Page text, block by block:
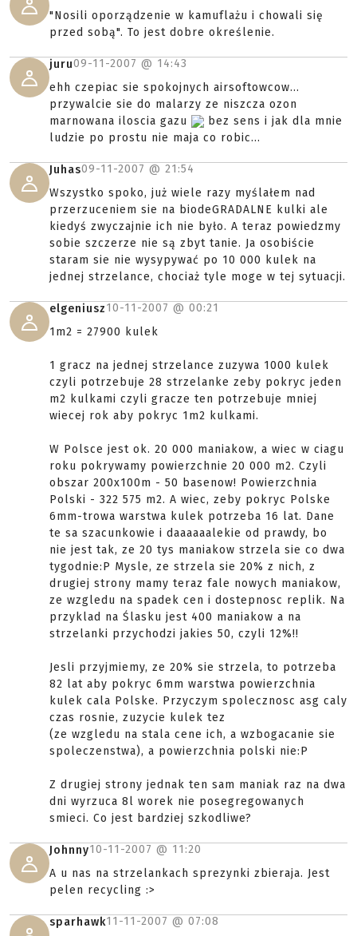
"Nosili oporządzenie w kamuflażu i chowali się
przed sobą". To jest dobre określenie.
juru09-11-2007 @ 14:43
ehh czepiac sie spokojnych airsoftowcow...
przywalcie sie do malarzy ze niszcza ozon
marnowana iloscia gazu
bez sens i jak dla mnie
ludzie po prostu nie maja co robic...
Juhas09-11-2007 @ 21:54
Wszystko spoko, już wiele razy myślałem nad
przerzuceniem sie na biodeGRADALNE kulki ale
kiedyś zwyczajnie ich nie było. A teraz powiedzmy
sobie szczerze nie są zbyt tanie. Ja osobiście
staram sie nie wysypywać po 10 000 kulek na
jednej strzelance, chociaż tyle moge w tej sytuacji.
elgeniusz10-11-2007 @ 00:21
1m2 = 27900 kulek
1 gracz na jednej strzelance zuzywa 1000 kulek
czyli potrzebuje 28 strzelanke zeby pokryc jeden
m2 kulkami czyli gracze ten potrzebuje mniej
wiecej rok aby pokryc 1m2 kulkami.
W Polsce jest ok. 20 000 maniakow, a wiec w ciagu
roku pokrywamy powierzchnie 20 000 m2. Czyli
obszar 200x100m - 50 basenow! Powierzchnia
Polski - 322 575 m2. A wiec, zeby pokryc Polske
6mm-trowa warstwa kulek potrzeba 16 lat. Dane
te sa szacunkowie i daaaaaalekie od prawdy, bo
nie jest tak, ze 20 tys maniakow strzela sie co dwa
tygodnie:P Mysle, ze strzela sie 20% z nich, z
drugiej strony mamy teraz fale nowych maniakow,
ze wzgledu na spadek cen i dostepnosc replik. Na
przyklad na Ślasku jest 400 maniakow a na
strzelanki przychodzi jakies 50, czyli 12%!!
Jesli przyjmiemy, ze 20% sie strzela, to potrzeba
82 lat aby pokryc 6mm warstwa powierzchnia
kulek cala Polske. Przyczym spolecznosc asg caly
czas rosnie, zuzycie kulek tez
(ze wzgledu na stala cene ich, a wzbogacanie sie
spoleczenstwa), a powierzchnia polski nie:P
Z drugiej strony jednak ten sam maniak raz na dwa
dni wyrzuca 8l worek nie posegregowanych
smieci. Co jest bardziej szkodliwe?
Johnny10-11-2007 @ 11:20
A u nas na strzelankach sprezynki zbieraja. Jest
pelen recycling :>
sparhawk11-11-2007 @ 07:08